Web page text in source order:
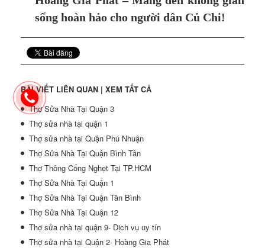
sống hoàn hảo cho người dân Củ Chi!
BÀI VIẾT LIÊN QUAN | XEM TẤT CẢ
Thợ Sửa Nhà Tại Quận 3
Thợ sửa nhà tại quận 1
Thợ sửa nhà tại Quận Phú Nhuận
Thợ Sửa Nhà Tại Quận Bình Tân
Thợ Thông Cống Nghẹt Tại TP.HCM
Thợ Sửa Nhà Tại Quận 1
Thợ Sửa Nhà Tại Quận Tân Bình
Thợ Sửa Nhà Tại Quận 12
Thợ sửa nhà tại quận 9- Dịch vụ uy tín
Thợ sửa nhà tại Quận 2- Hoàng Gia Phát